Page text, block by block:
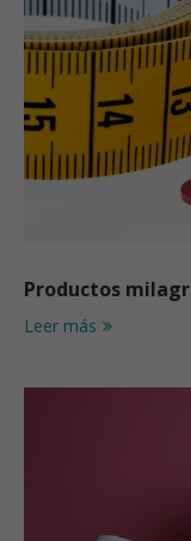
Productos
Leer más